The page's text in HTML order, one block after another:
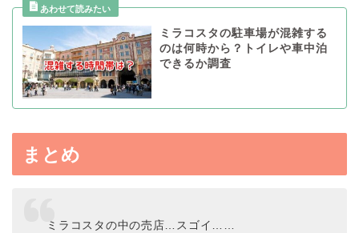
ミラコスタの駐車場が混雑する
のは何時から？トイレや車中泊
できるか調査
まとめ
ミラコスタの中の売店…スゴイ……